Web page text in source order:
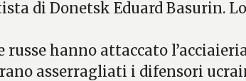
di Donetsk Eduard Basurin.
russe hanno attaccato
asserragliati i difensori